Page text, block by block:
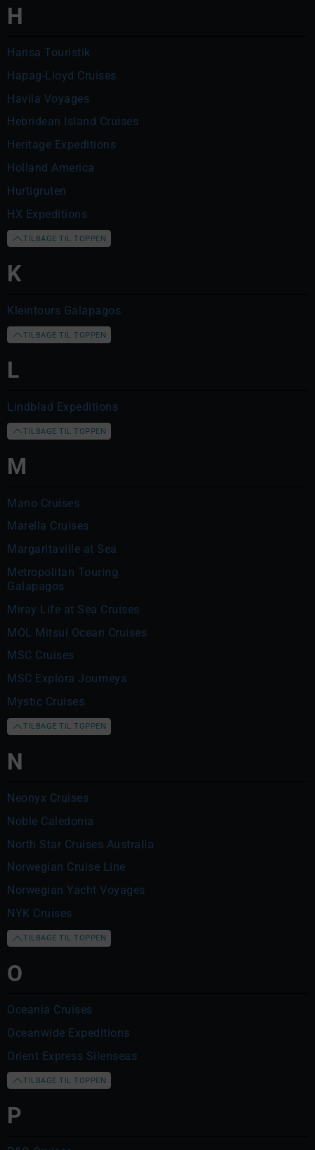
H
Hansa Touristik
Hapag-Lloyd Cruises
Havila Voyages
Hebridean Island Cruises
Heritage Expeditions
Holland America
Hurtigruten
HX Expeditions
TILBAGE TIL TOPPEN
K
Kleintours Galapagos
TILBAGE TIL TOPPEN
L
Lindblad Expeditions
TILBAGE TIL TOPPEN
M
Mano Cruises
Marella Cruises
Margaritaville at Sea
Metropolitan Touring
Galapagos
Miray Life at Sea Cruises
MOL Mitsui Ocean Cruises
MSC Cruises
MSC Explora Journeys
Mystic Cruises
TILBAGE TIL TOPPEN
N
Neonyx Cruises
Noble Caledonia
North Star Cruises Australia
Norwegian Cruise Line
Norwegian Yacht Voyages
NYK Cruises
TILBAGE TIL TOPPEN
O
Oceania Cruises
Oceanwide Expeditions
Orient Express Silenseas
TILBAGE TIL TOPPEN
P